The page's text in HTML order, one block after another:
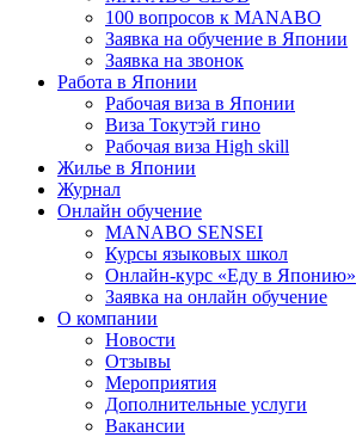
100 вопросов к MАNABO
Заявка на обучение в Японии
Заявка на звонок
Работа в Японии
Рабочая виза в Японии
Виза Токутэй гино
Рабочая виза High skill
Жилье в Японии
Журнал
Онлайн обучение
MANABO SENSEI
Курсы языковых школ
Онлайн-курс «Еду в Японию»
Заявка на онлайн обучение
О компании
Новости
Отзывы
Мероприятия
Дополнительные услуги
Вакансии